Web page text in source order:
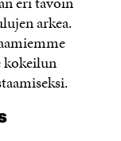
arkea.